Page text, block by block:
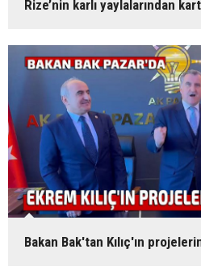
Rize’nin karlı yaylalarından
Bakan Bak'tan Kılıç'ın